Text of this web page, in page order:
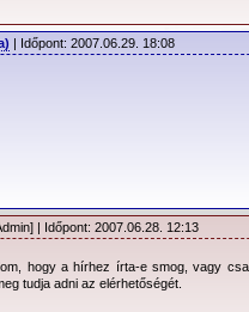
| Időpont: 2007.06.29. 18:08
| Időpont: 2007.06.28. 12:13
hogy a hírhez írta-e smog, vagy
tudja adni az elérhetőségét.